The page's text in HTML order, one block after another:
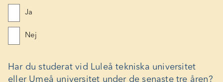
Ja
Nej
Har du studerat vid Luleå tekniska universitet
eller Umeå universitet under de senaste tre åren?